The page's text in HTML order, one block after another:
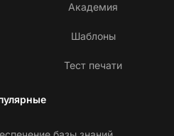
Академия
Шаблоны
Тест печати